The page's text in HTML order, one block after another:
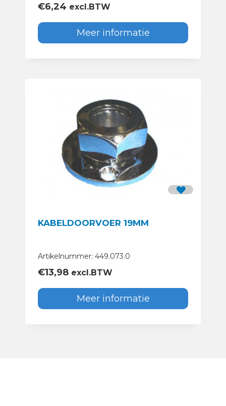
€6,24 excl.BTW
Meer informatie
KABELDOORVOER 19MM
Artikelnummer: 449.073.0
€13,98 excl.BTW
Meer informatie